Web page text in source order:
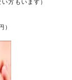
方もいます）
）